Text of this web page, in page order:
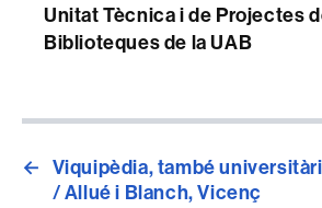
Unitat Tècnica i de Projectes
Biblioteques de la UAB
← Viquipèdia, també
/ Allué i Blanch, Vicenç